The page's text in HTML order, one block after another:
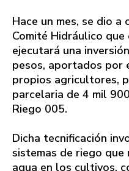
Hace un mes, se dio a
Comité Hidráulico
ejecutará una
pesos, aportados por
propios agricultores,
parcelaria de 4 mil
Riego 005.
Dicha tecnificación
sistemas de riego que
agua en los cultivos,